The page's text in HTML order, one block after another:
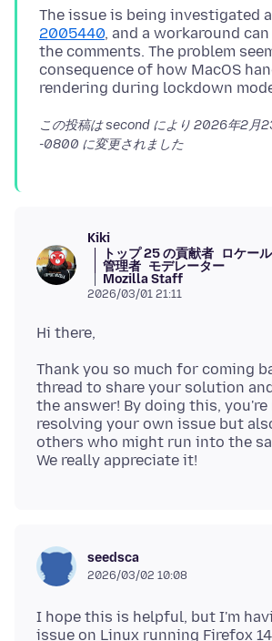
The issue is being investigated
2005440, and a workaround
the comments. The problem
consequence of how MacOS
この投稿は second により 2026年2月
-0800 に変更されました
Kiki
トップ 25 の貢献者 ロケー
管理者 モデレーター
Mozilla Staff
2026/03/01 21:11
Thank you so much for coming
thread to share your solution
the answer! By doing this,
resolving your own issue but
others who might run into the
seedsca
2026/03/02 10:08
I hope this is helpful, but I'm
issue on Linux running Firefox